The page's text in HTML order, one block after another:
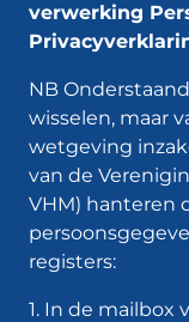
verwerking
NB
wisselen, maar
wetgeving
van de
VHM) hanteren
registers:
1. In de mailbox